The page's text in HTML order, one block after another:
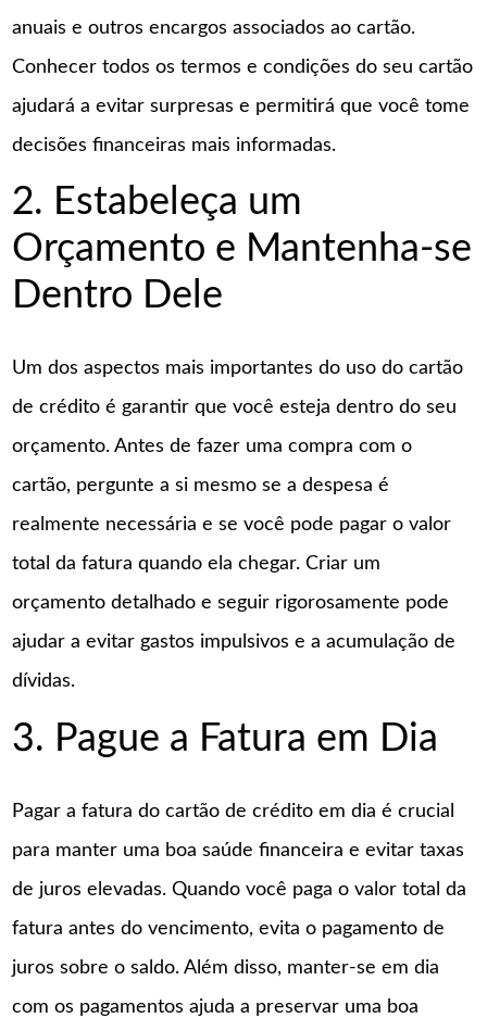
anuais e outros encargos associados ao cartão.
Conhecer todos os termos e condições do seu cartão
ajudará a evitar surpresas e permitirá que você tome
decisões financeiras mais informadas.
2. Estabeleça um
Orçamento e Mantenha-se
Dentro Dele
Um dos aspectos mais importantes do uso do cartão
de crédito é garantir que você esteja dentro do seu
orçamento. Antes de fazer uma compra com o
cartão, pergunte a si mesmo se a despesa é
realmente necessária e se você pode pagar o valor
total da fatura quando ela chegar. Criar um
orçamento detalhado e seguir rigorosamente pode
ajudar a evitar gastos impulsivos e a acumulação de
dívidas.
3. Pague a Fatura em Dia
Pagar a fatura do cartão de crédito em dia é crucial
para manter uma boa saúde financeira e evitar taxas
de juros elevadas. Quando você paga o valor total da
fatura antes do vencimento, evita o pagamento de
juros sobre o saldo. Além disso, manter-se em dia
com os pagamentos ajuda a preservar uma boa